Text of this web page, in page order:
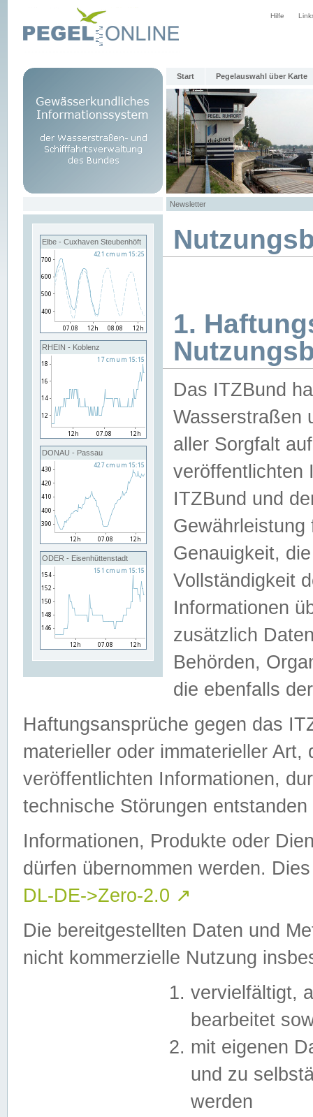
Hilfe
Start Pegelauswahl über Karte
Newsletter
Elbe - Cuxhaven Steubenhöft
RHEIN - Koblenz
DONAU - Passau
ODER - Eisenhüttenstadt
1.
Das ITZBund
Wasserstraßen
aller Sorgfalt
veröffentlichten
ITZBund und
Genauigkeit,
Vollständigkeit
Informationen
zusätzlich
Behörden,
die ebenfalls
Haftungsansprüche gegen das
materieller oder immaterieller
veröffentlichten Informationen,
technische Störungen
Informationen, Produkte oder
dürfen übernommen werden.
DL-DE->Zero-2.0 ↗
Die bereitgestellten Daten und
nicht kommerzielle Nutzung
vervielfältigt,
bearbeitet
mit eigenen
und zu
werden